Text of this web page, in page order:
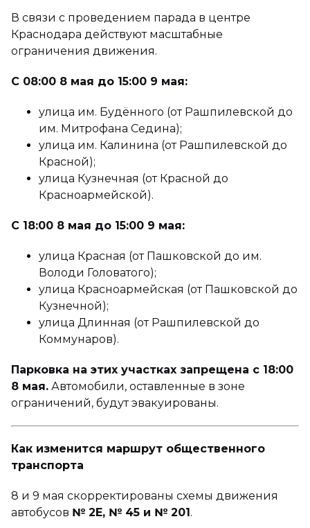
В связи с проведением парада в центре
Краснодара действуют масштабные
ограничения движения.
С 08:00 8 мая до 15:00 9 мая:
улица им. Будённого (от Рашпилевской до
им. Митрофана Седина);
улица им. Калинина (от Рашпилевской до
Красной);
улица Кузнечная (от Красной до
Красноармейской).
С 18:00 8 мая до 15:00 9 мая:
улица Красная (от Пашковской до им.
Володи Головатого);
улица Красноармейская (от Пашковской до
Кузнечной);
улица Длинная (от Рашпилевской до
Коммунаров).
Парковка на этих участках запрещена с 18:00
8 мая. Автомобили, оставленные в зоне
ограничений, будут эвакуированы.
Как изменится маршрут общественного
транспорта
8 и 9 мая скорректированы схемы движения
автобусов № 2Е, № 45 и № 201.